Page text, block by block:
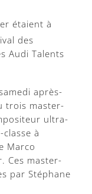
étaient à
des
Audi Talents
après-
trois master-
ultra-
à
Marco
Ces master-
par Stéphane